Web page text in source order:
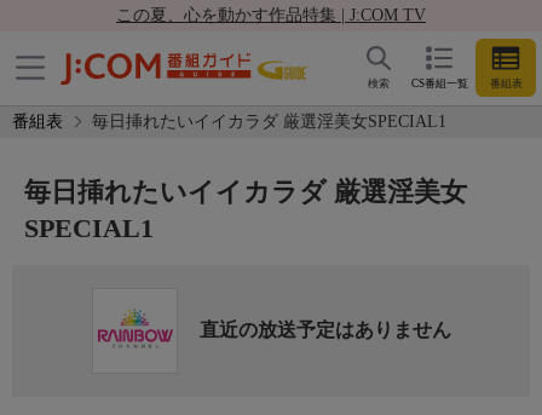
この夏、心を動かす作品特集 | J:COM TV
CS番組一覧 番組表
検索
番組表 毎日挿れたいイイカラダ 厳選淫美女SPECIAL1
毎日挿れたいイイカラダ 厳選淫美女
SPECIAL1
直近の放送予定はありません